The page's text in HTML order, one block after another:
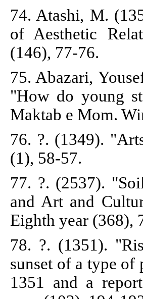
74. Atashi, M.
of Aesthetic
(146), 77-76.
75. Abazari,
"How do young
Maktab e Mom.
76. ?. (1349).
(1), 58-57.
77. ?. (2537).
and Art and
Eighth year (368),
78. ?. (1351).
sunset of a type
1351 and a